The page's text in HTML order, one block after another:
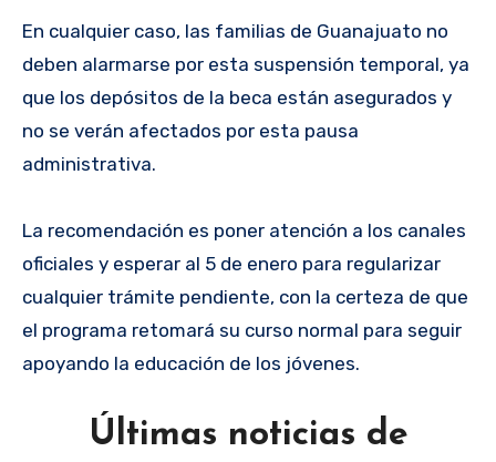
En cualquier caso, las familias de Guanajuato no
deben alarmarse por esta suspensión temporal, ya
que los depósitos de la beca están asegurados y
no se verán afectados por esta pausa
administrativa.
La recomendación es poner atención a los canales
oficiales y esperar al 5 de enero para regularizar
cualquier trámite pendiente, con la certeza de que
el programa retomará su curso normal para seguir
apoyando la educación de los jóvenes.
Últimas noticias de